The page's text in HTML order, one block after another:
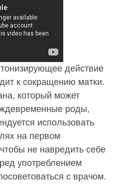
действие
к сокращению матки.
который может
роды,
использовать
на первом
не навредить себе
употреблением
с врачом.